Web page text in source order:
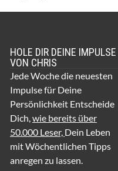
HOLE DIR DEINE IMPULSE
VON CHRIS
Jede Woche die neuesten
Impulse für Deine
Persönlichkeit Entscheide
Dich,wie bereits über
50.000 Leser, Dein Leben
mit Wöchentlichen Tipps
anregen zu lassen.